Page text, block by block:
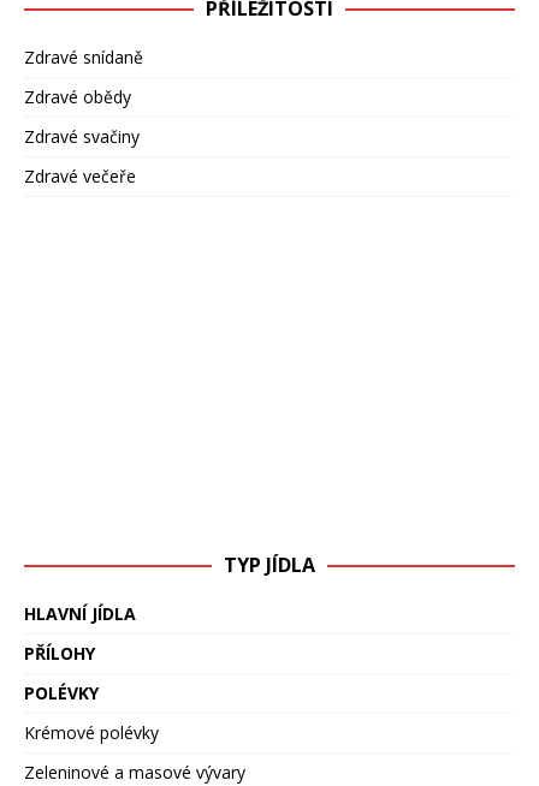
PŘÍLEŽITOSTI
Zdravé snídaně
Zdravé obědy
Zdravé svačiny
Zdravé večeře
TYP JÍDLA
HLAVNÍ JÍDLA
PŘÍLOHY
POLÉVKY
Krémové polévky
Zeleninové a masové vývary